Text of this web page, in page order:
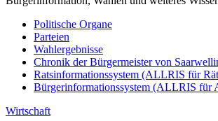
Politische Organe
Parteien
Wahlergebnisse
Chronik der Bürgermeister von
Ratsinformationssystem (ALLRIS für
Bürgerinformationssystem (ALLRIS für
Wirtschaft